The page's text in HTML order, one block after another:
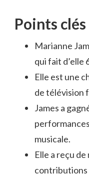
Points clés
Marianne
qui fait d’elle
Elle est une
de télévision
James a
musicale.
Elle a reçu
contributions